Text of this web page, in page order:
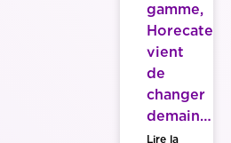
gamme,
Horecatech
vient
de
changer
demain…
Lire la